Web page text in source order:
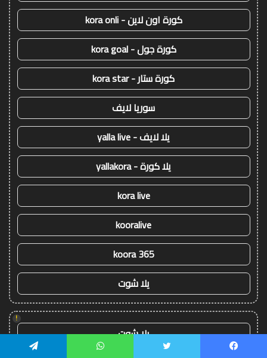
كورة اون لاين - kora onli
كورة جول - kora goal
كورة ستار - kora star
سوريا لايف
يلا لايف - yalla live
يلا كورة - yallakora
kora live
kooralive
koora 365
يلا شوت
!
يلا شوت